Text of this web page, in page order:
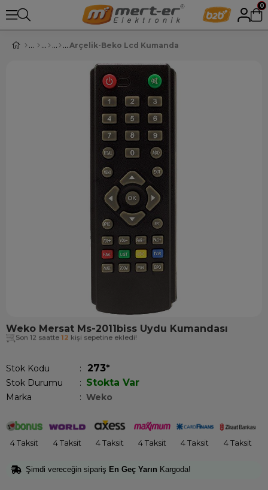
0
Arçelik-Beko Lcd Kumanda
Weko Mersat Ms-2011biss Uydu Kumandası
Son 12 saatte 12 kişi sepetine ekledi!
Stok Kodu 273*
Stok Durumu : Stokta Var
Marka : Weko
4 Taksit 4 Taksit 4 Taksit 4 Taksit 4 Taksit 4 Taksit
Şimdi vereceğin sipariş En Geç Yarın Kargoda!